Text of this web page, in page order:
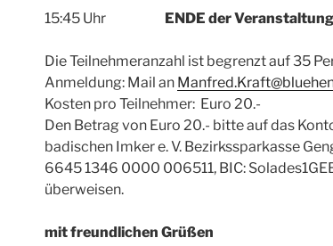
15:45 Uhr ENDE der Veranstaltung
Die Teilnehmeranzahl ist begrenzt auf 35
Anmeldung: Mail an
Kosten pro Teilnehmer: Euro 20.-
Den Betrag von Euro 20.- bitte auf das
badischen Imker e. V. Bezirkssparkasse
6645 1346 0000 006511, BIC:
überweisen.
mit freundlichen Grüßen